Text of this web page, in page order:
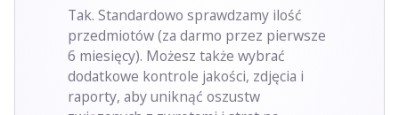
Tak. Standardowo sprawdzamy ilość
przedmiotów (za darmo przez pierwsze
6 miesięcy). Możesz także wybrać
dodatkowe kontrole jakości, zdjęcia i
raporty, aby uniknąć oszustw